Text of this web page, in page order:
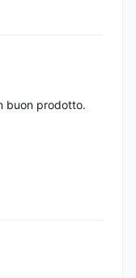
buon prodotto.